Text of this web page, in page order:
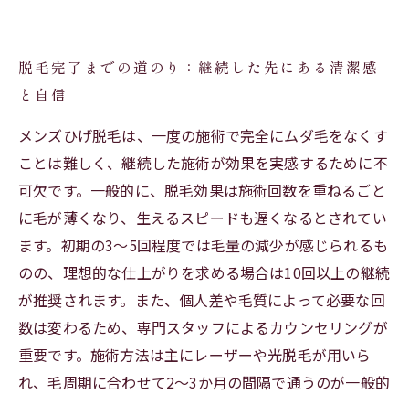
脱毛完了までの道のり：継続した先にある清潔感
と自信
メンズひげ脱毛は、一度の施術で完全にムダ毛をなくす
ことは難しく、継続した施術が効果を実感するために不
可欠です。一般的に、脱毛効果は施術回数を重ねるごと
に毛が薄くなり、生えるスピードも遅くなるとされてい
ます。初期の3～5回程度では毛量の減少が感じられるも
のの、理想的な仕上がりを求める場合は10回以上の継続
が推奨されます。また、個人差や毛質によって必要な回
数は変わるため、専門スタッフによるカウンセリングが
重要です。施術方法は主にレーザーや光脱毛が用いら
れ、毛周期に合わせて2～3か月の間隔で通うのが一般的